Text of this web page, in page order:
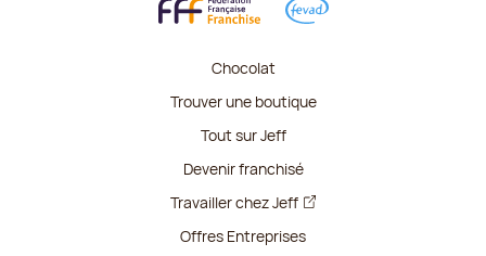
Chocolat
Trouver une boutique
Tout sur Jeff
Devenir franchisé
Travailler chez Jeff
Offres Entreprises